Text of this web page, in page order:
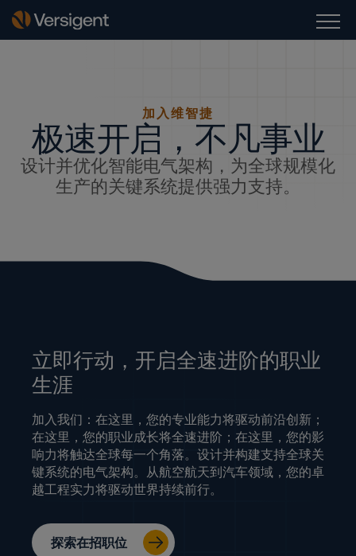
加入维智捷
极速开启，不凡事业
设计并优化智能电气架构，为全球规模化
生产的关键系统提供强力支持。
立即行动，开启全速进阶的职业
生涯
加入我们：在这里，您的专业能力将驱动前沿创新；
在这里，您的职业成长将全速进阶；在这里，您的影
响力将触达全球每一个角落。设计并构建支持全球关
键系统的电气架构。从航空航天到汽车领域，您的卓
越工程实力将驱动世界持续前行。
探索在招职位